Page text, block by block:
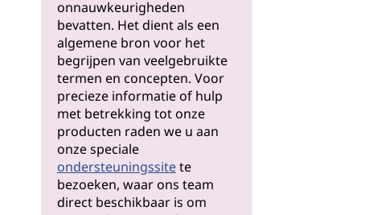
onnauwkeurigheden
bevatten. Het dient als een
algemene bron voor het
begrijpen van veelgebruikte
termen en concepten. Voor
precieze informatie of hulp
met betrekking tot onze
producten raden we u aan
onze speciale
ondersteuningssitete
bezoeken, waar ons team
direct beschikbaar is om